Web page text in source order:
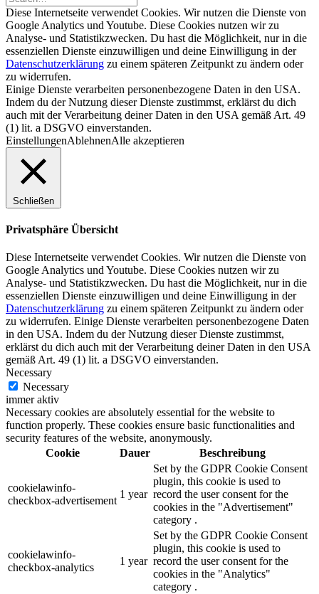
Diese Internetseite verwendet Cookies. Wir nutzen die Dienste von
Google Analytics und Youtube. Diese Cookies nutzen wir zu
Analyse- und Statistikzwecken. Du hast die Möglichkeit, nur in die
essenziellen Dienste einzuwilligen und deine Einwilligung in der
Datenschutzerklärung zu einem späteren Zeitpunkt zu ändern oder
zu widerrufen.
Einige Dienste verarbeiten personenbezogene Daten in den USA.
Indem du der Nutzung dieser Dienste zustimmst, erklärst du dich
auch mit der Verarbeitung deiner Daten in den USA gemäß Art. 49
(1) lit. a DSGVO einverstanden.
EinstellungenAblehnenAlle akzeptieren
Schließen
Privatsphäre Übersicht
Diese Internetseite verwendet Cookies. Wir nutzen die Dienste von
Google Analytics und Youtube. Diese Cookies nutzen wir zu
Analyse- und Statistikzwecken. Du hast die Möglichkeit, nur in die
essenziellen Dienste einzuwilligen und deine Einwilligung in der
Datenschutzerklärung zu einem späteren Zeitpunkt zu ändern oder
zu widerrufen. Einige Dienste verarbeiten personenbezogene Daten
in den USA. Indem du der Nutzung dieser Dienste zustimmst,
erklärst du dich auch mit der Verarbeitung deiner Daten in den USA
gemäß Art. 49 (1) lit. a DSGVO einverstanden.
Necessary
Necessary
immer aktiv
Necessary cookies are absolutely essential for the website to
function properly. These cookies ensure basic functionalities and
security features of the website, anonymously.
Cookie
Dauer Beschreibung
cookielawinfo-
checkbox-advertisement
1 year
Set by the GDPR Cookie Consent
plugin, this cookie is used to
record the user consent for the
cookies in the "Advertisement"
category .
cookielawinfo-
checkbox-analytics
1 year
Set by the GDPR Cookie Consent
plugin, this cookie is used to
record the user consent for the
cookies in the "Analytics"
category .